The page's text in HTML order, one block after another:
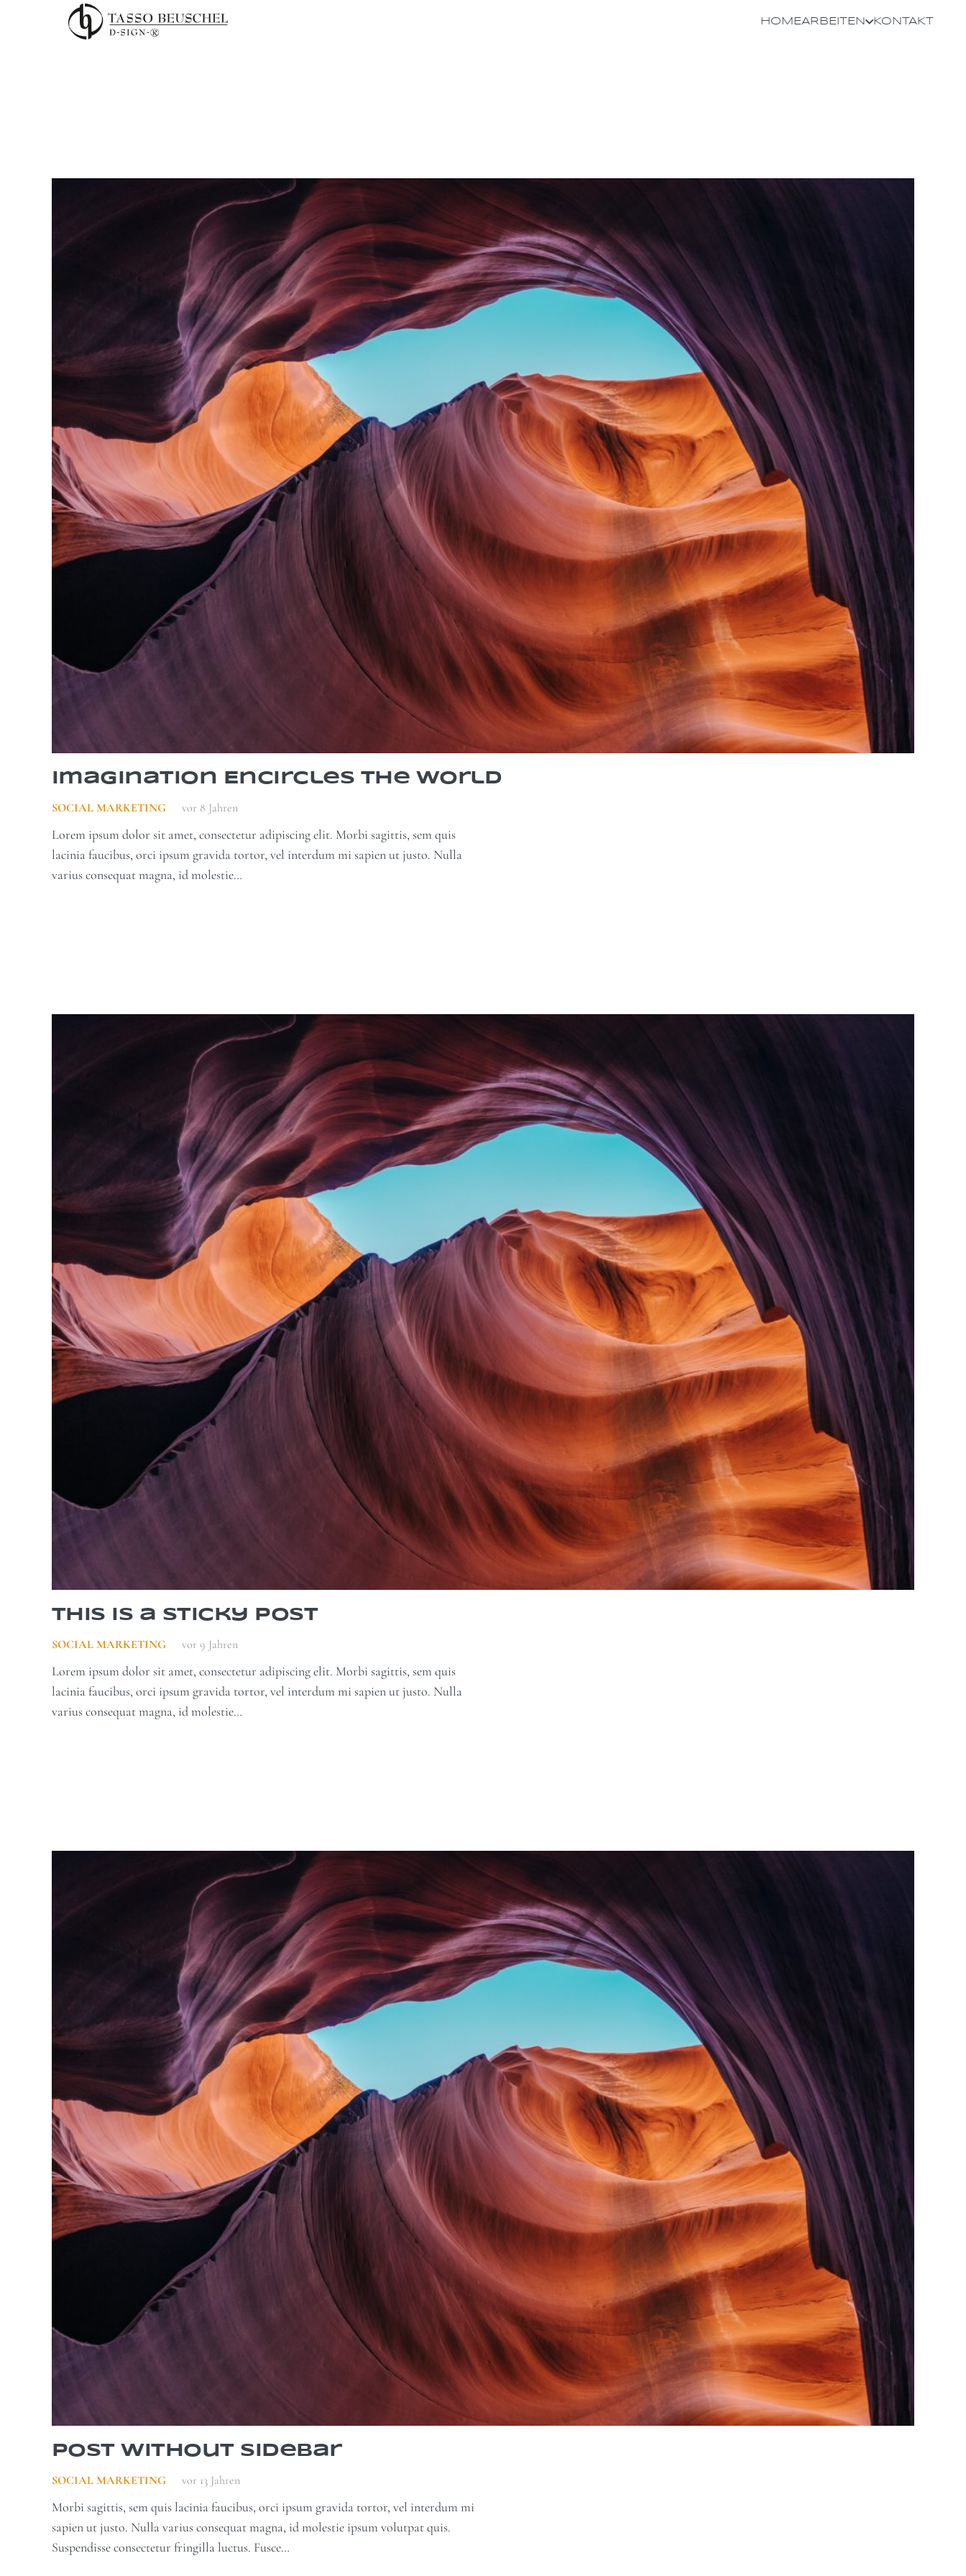
HOMEARBEITEN KONTAKT
Imagination Encircles the World
SOCIAL MARKETING vor 8 Jahren
Lorem ipsum dolor sit amet, consectetur adipiscing elit. Morbi sagittis, sem quis
lacinia faucibus, orci ipsum gravida tortor, vel interdum mi sapien ut justo. Nulla
varius consequat magna, id molestie…
This is a Sticky Post
SOCIAL MARKETING vor 9 Jahren
Lorem ipsum dolor sit amet, consectetur adipiscing elit. Morbi sagittis, sem quis
lacinia faucibus, orci ipsum gravida tortor, vel interdum mi sapien ut justo. Nulla
varius consequat magna, id molestie…
Post Without Sidebar
SOCIAL MARKETING vor 13 Jahren
Morbi sagittis, sem quis lacinia faucibus, orci ipsum gravida tortor, vel interdum mi
sapien ut justo. Nulla varius consequat magna, id molestie ipsum volutpat quis.
Suspendisse consectetur fringilla luctus. Fusce…